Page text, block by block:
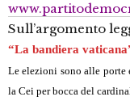
Sull’argomento
“La bandiera
Le elezioni sono alle porte
la Cei per bocca del